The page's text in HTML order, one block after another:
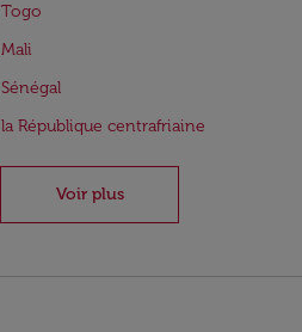
République centrafriaine
Voir plus